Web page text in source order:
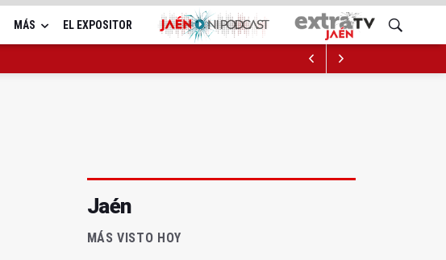
MÁS EL EXPOSITOR
Jaén
MÁS VISTO HOY